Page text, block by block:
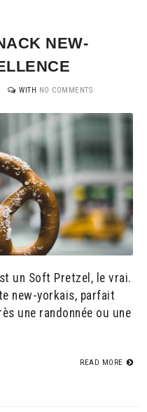
NEW-
WITH NO COMMENTS
un Soft Pretzel, le vrai.
new-yorkais, parfait
une randonnée ou une
READ MORE